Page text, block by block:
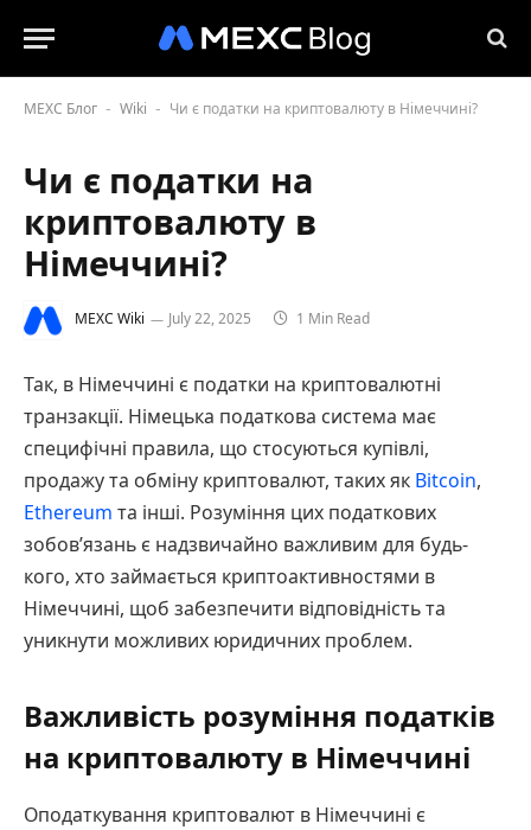
MEXC Блог - Wiki - Чи є податки на криптовалюту в Німеччині?
Чи є податки на
криптовалюту в
Німеччині?
MEXC Wiki July 22, 2025 1 Min Read
Так, в Німеччині є податки на криптовалютні
транзакції. Німецька податкова система має
специфічні правила, що стосуються купівлі,
продажу та обміну криптовалют, таких як Bitcoin,
Ethereum та інші. Розуміння цих податкових
зобов’язань є надзвичайно важливим для будь-
кого, хто займається криптоактивностями в
Німеччині, щоб забезпечити відповідність та
уникнути можливих юридичних проблем.
Важливість розуміння податків
на криптовалюту в Німеччині
Оподаткування криптовалют в Німеччині є